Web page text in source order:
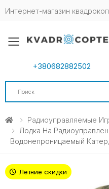
Интернет-магазин
Toggle mobile
+380682882502
Search
Радиоуправляемые
Лодка На
Водонепроницаемый
Летние скидки